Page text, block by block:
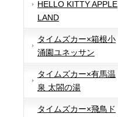
HELLO KITTY APPLE
LAND
タイムズカー×箱根小
涌園ユネッサン
タイムズカー×有馬温
泉 太閤の湯
タイムズカー×飛鳥ド